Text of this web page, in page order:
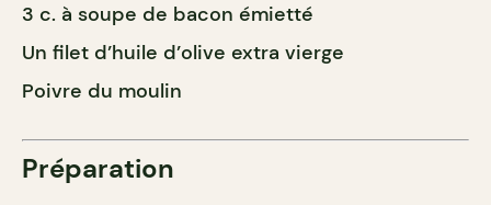
3 c. à soupe de bacon émietté
Un filet d’huile d’olive extra vierge
Poivre du moulin
Préparation